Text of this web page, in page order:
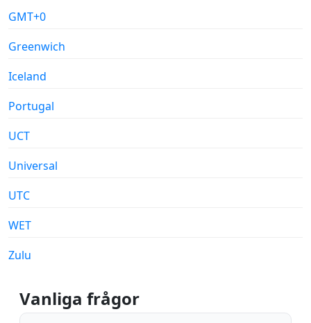
GMT+0
Greenwich
Iceland
Portugal
UCT
Universal
UTC
WET
Zulu
Vanliga frågor